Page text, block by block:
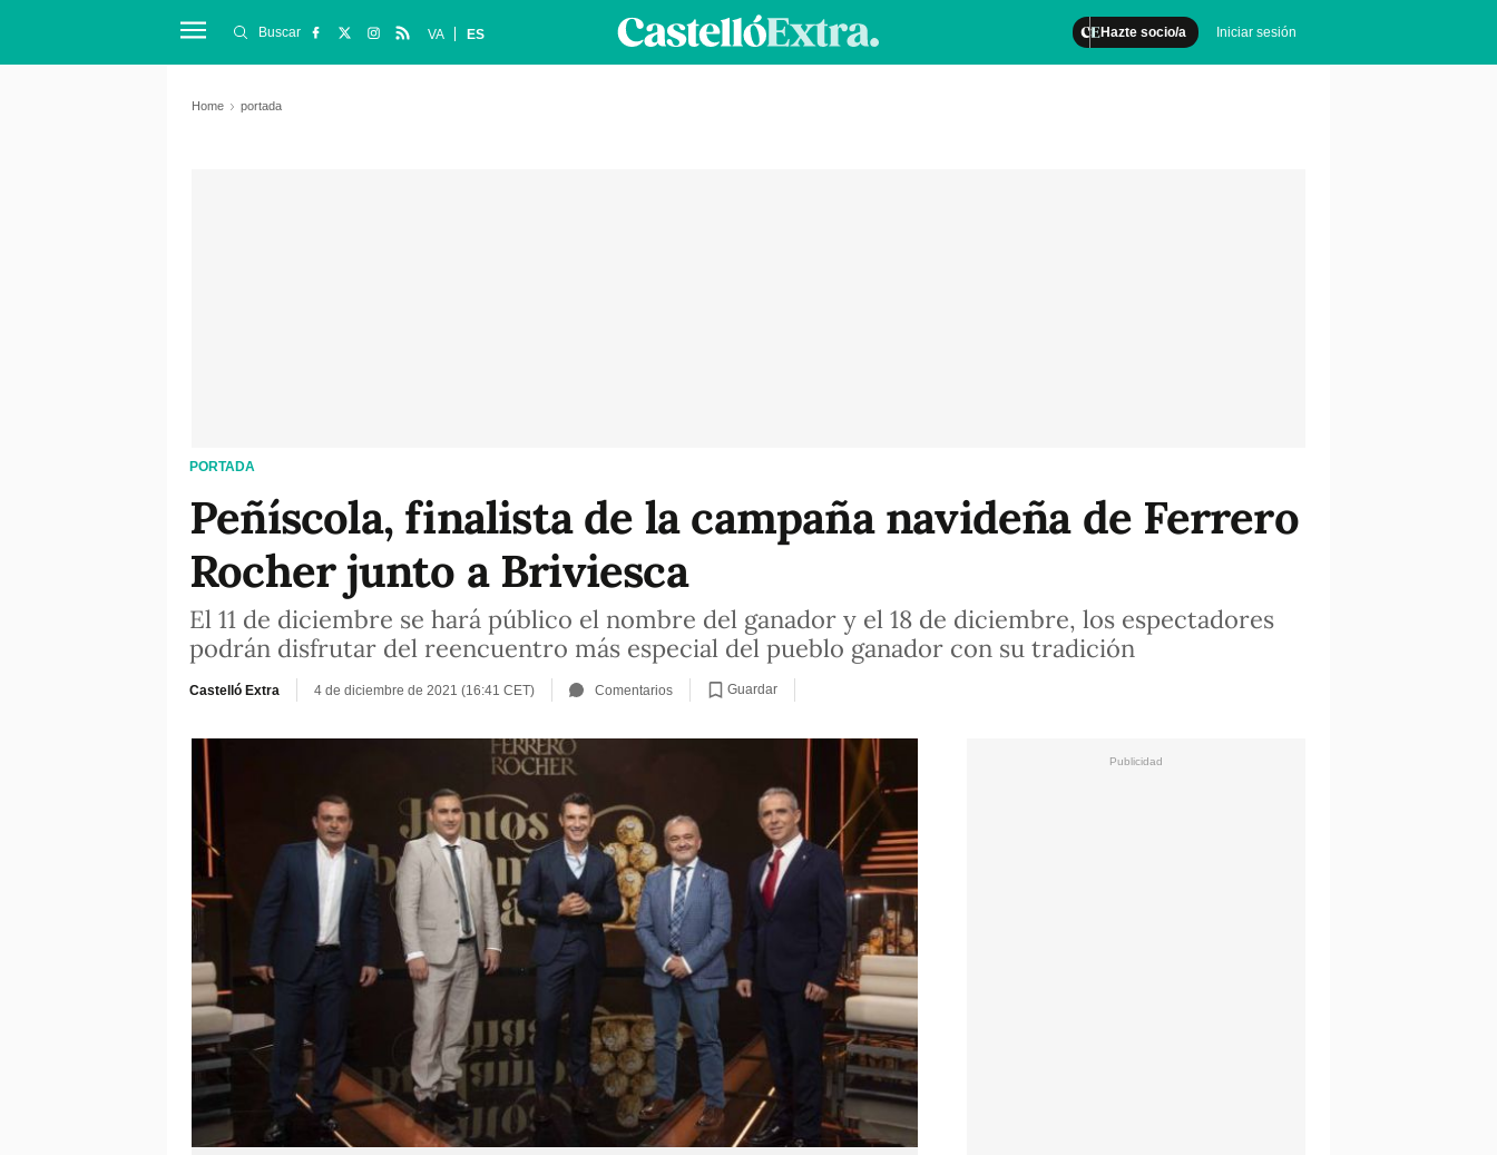
Hazte socio/a Iniciar sesión
Buscar VA ES
Home portada
PORTADA
Peñíscola, finalista de la campaña navideña de Ferrero
Rocher junto a Briviesca
El 11 de diciembre se hará público el nombre del ganador y el 18 de diciembre, los espectadores
podrán disfrutar del reencuentro más especial del pueblo ganador con su tradición
Castelló Extra 4 de diciembre de 2021 (16:41 CET) Comentarios Guardar